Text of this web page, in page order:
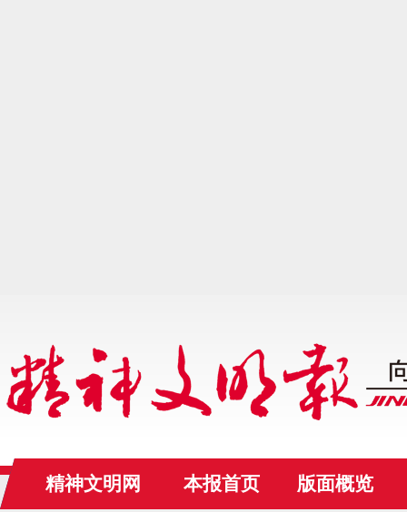
精神文明网 本报首页 版面概览